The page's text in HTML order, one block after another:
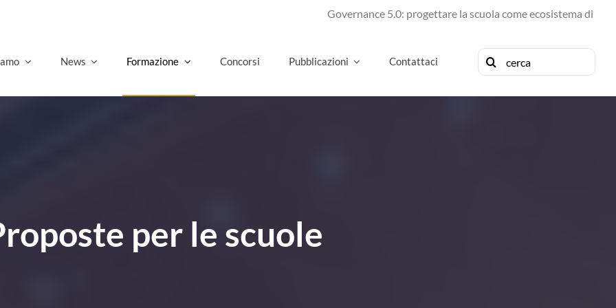
Governance 5.0: progettare la scuola come ecosistema di futuro
News Formazione Concorsi Pubblicazioni Contattaci
Cerca
per:
per le scuole